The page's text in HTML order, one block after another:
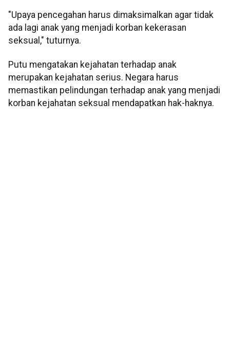
"Upaya pencegahan harus dimaksimalkan agar tidak
ada lagi anak yang menjadi korban kekerasan
seksual," tuturnya.
Putu mengatakan kejahatan terhadap anak
merupakan kejahatan serius. Negara harus
memastikan pelindungan terhadap anak yang menjadi
korban kejahatan seksual mendapatkan hak-haknya.